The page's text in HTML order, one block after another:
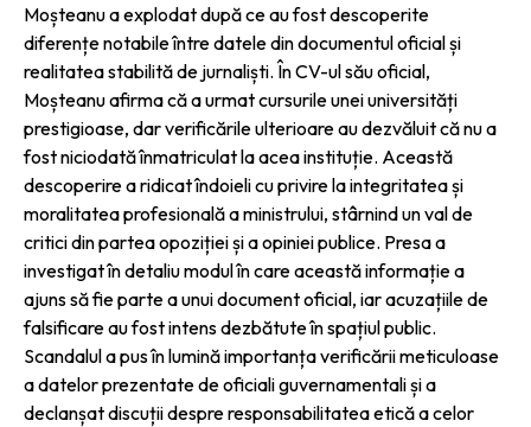
Moșteanu a explodat după ce au fost descoperite
diferențe notabile între datele din documentul oficial și
realitatea stabilită de jurnaliști. În CV-ul său oficial,
Moșteanu afirma că a urmat cursurile unei universități
prestigioase, dar verificările ulterioare au dezvăluit că nu a
fost niciodată înmatriculat la acea instituție. Această
descoperire a ridicat îndoieli cu privire la integritatea și
moralitatea profesională a ministrului, stârnind un val de
critici din partea opoziției și a opiniei publice. Presa a
investigat în detaliu modul în care această informație a
ajuns să fie parte a unui document oficial, iar acuzațiile de
falsificare au fost intens dezbătute în spațiul public.
Scandalul a pus în lumină importanța verificării meticuloase
a datelor prezentate de oficiali guvernamentali și a
declanșat discuții despre responsabilitatea etică a celor